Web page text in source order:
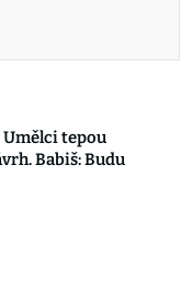
Umělci tepou
Babiš: Budu